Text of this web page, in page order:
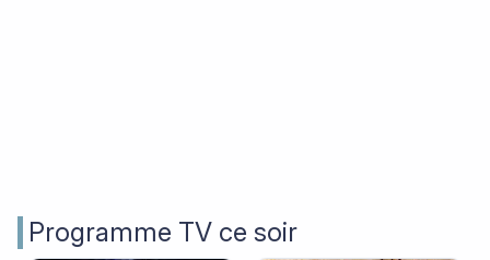
Programme TV ce soir